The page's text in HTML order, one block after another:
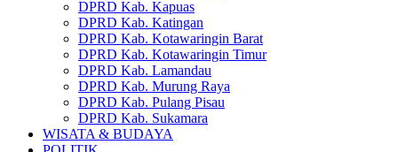
DPRD Kab. Kapuas
DPRD Kab. Katingan
DPRD Kab. Kotawaringin Barat
DPRD Kab. Kotawaringin Timur
DPRD Kab. Lamandau
DPRD Kab. Murung Raya
DPRD Kab. Pulang Pisau
DPRD Kab. Sukamara
WISATA & BUDAYA